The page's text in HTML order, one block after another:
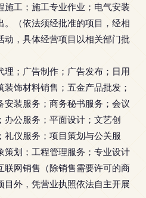
工；施工专业作业；电气安装
。（依法须经批准的项目，经相
动，具体经营项目以相关部门批
；广告制作；广告发布；日用
饰材料销售；五金产品批发；
装服务；商务秘书服务；会议
办公服务；平面设计；文艺创
仪服务；项目策划与公关服
策划；工程管理服务；专业设计
联网销售（除销售需要许可的商
外，凭营业执照依法自主开展